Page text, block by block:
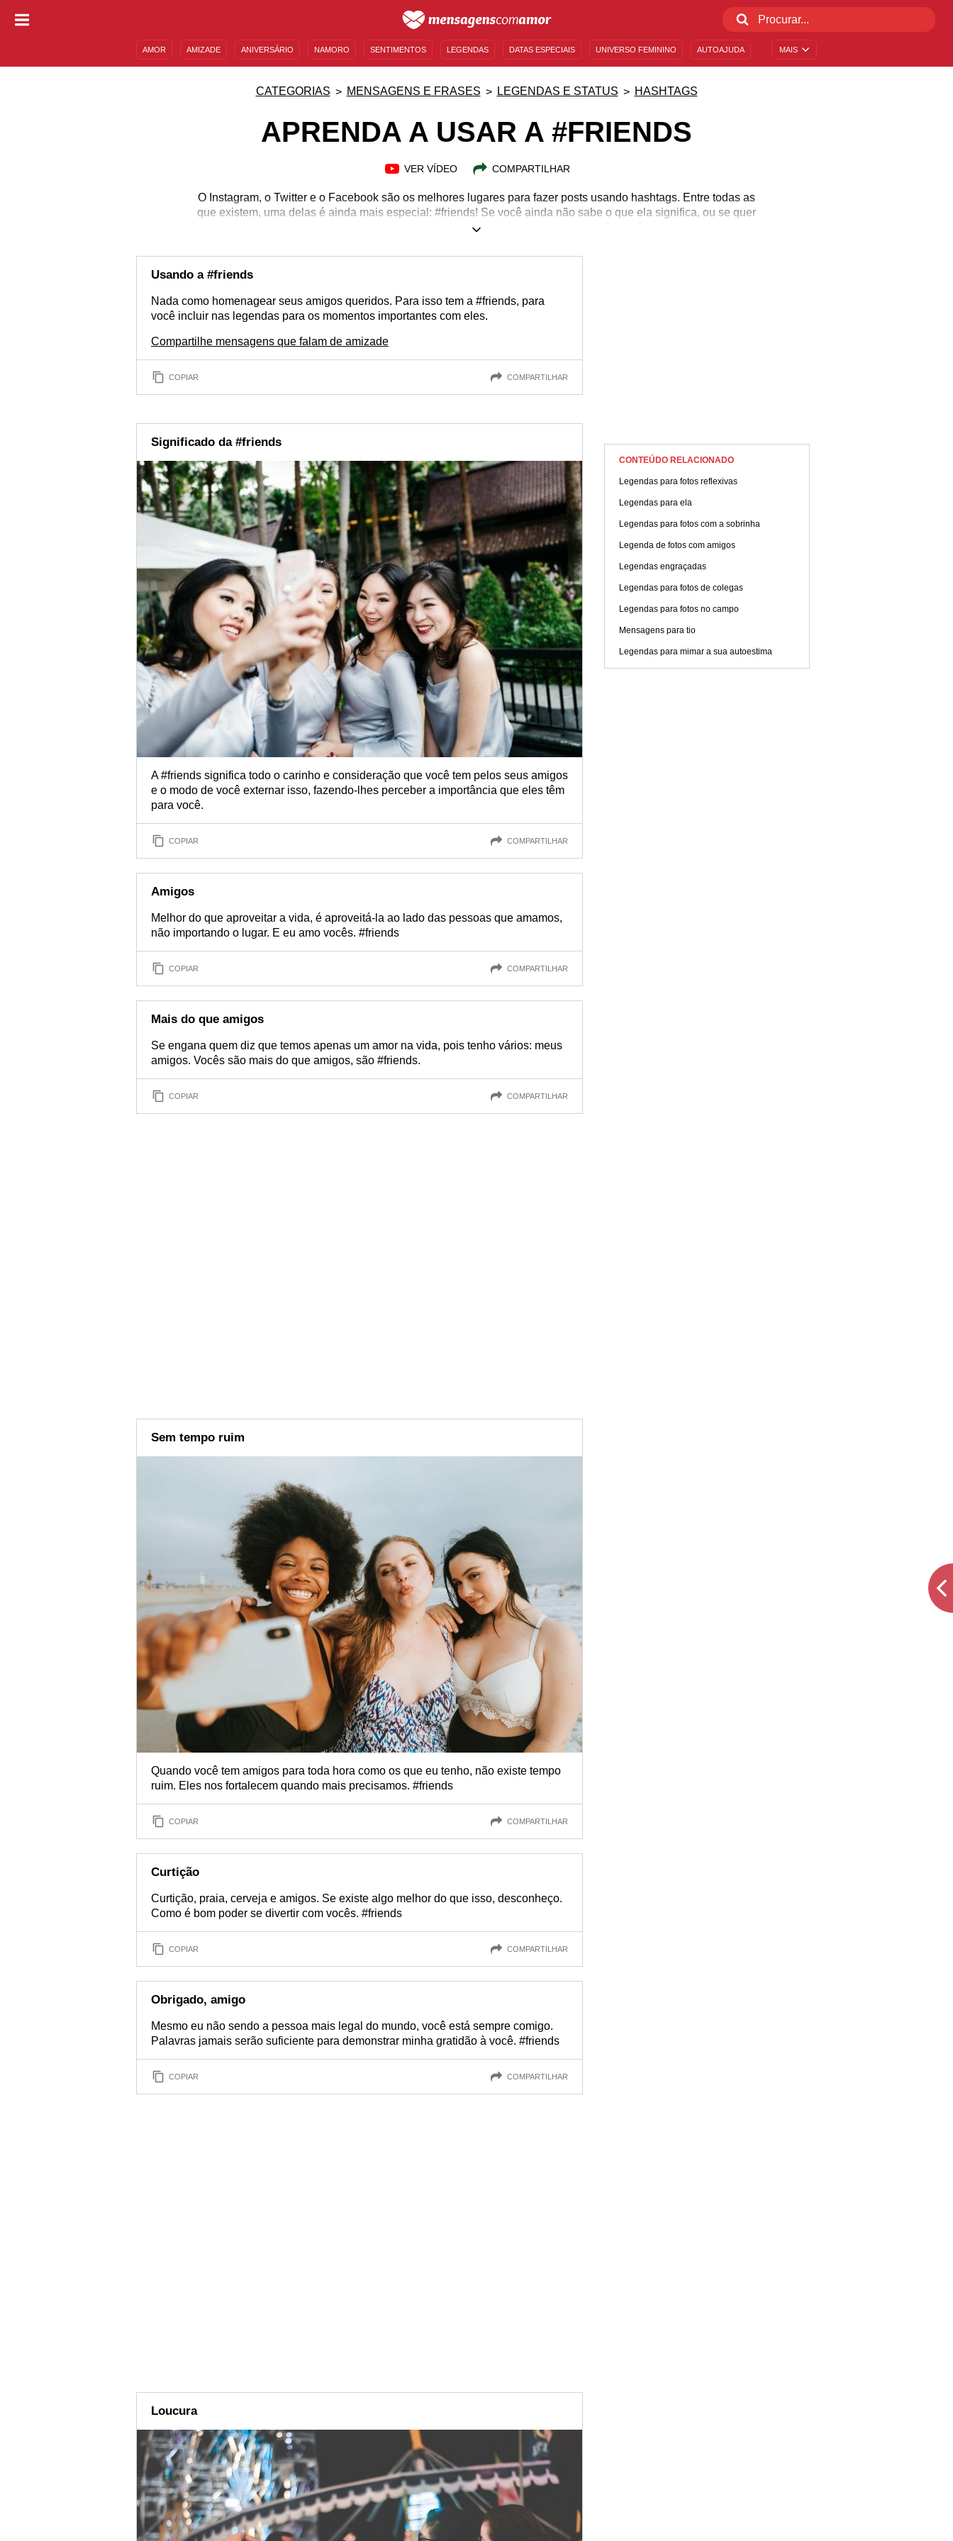
MAIS
AMOR AMIZADE ANIVERSÁRIO NAMORO SENTIMENTOS LEGENDAS DATAS ESPECIAIS UNIVERSO FEMININO AUTOAJUDA
CATEGORIAS MENSAGENS E FRASES LEGENDAS E STATUS HASHTAGS
APRENDA A USAR A #FRIENDS
VER VÍDEO COMPARTILHAR
O Instagram, o Twitter e o Facebook são os melhores lugares para fazer posts usando hashtags. Entre todas as
que existem, uma delas é ainda mais especial: #friends! Se você ainda não sabe o que ela significa, ou se quer
entender como e quando usá-la, o texto a seguir vai te ajudar nessa questão. Se você já sabe como usar
14 formas diferentes de dizer o quanto você ama seus amigos. Compartilhe o conteúdo que preparamos e
Usando a #friends
Nada como homenagear seus amigos queridos. Para isso tem a #friends, para
você incluir nas legendas para os momentos importantes com eles.
Compartilhe mensagens que falam de amizade
COPIAR COMPARTILHAR
Significado da #friends
A #friends significa todo o carinho e consideração que você tem pelos seus amigos
e o modo de você externar isso, fazendo-lhes perceber a importância que eles têm
para você.
COPIAR COMPARTILHAR
Amigos
Melhor do que aproveitar a vida, é aproveitá-la ao lado das pessoas que amamos,
não importando o lugar. E eu amo vocês. #friends
COPIAR COMPARTILHAR
Mais do que amigos
Se engana quem diz que temos apenas um amor na vida, pois tenho vários: meus
amigos. Vocês são mais do que amigos, são #friends.
COPIAR COMPARTILHAR
Sem tempo ruim
Quando você tem amigos para toda hora como os que eu tenho, não existe tempo
ruim. Eles nos fortalecem quando mais precisamos. #friends
COPIAR COMPARTILHAR
Curtição
Curtição, praia, cerveja e amigos. Se existe algo melhor do que isso, desconheço.
Como é bom poder se divertir com vocês. #friends
COPIAR COMPARTILHAR
Obrigado, amigo
Mesmo eu não sendo a pessoa mais legal do mundo, você está sempre comigo.
Palavras jamais serão suficiente para demonstrar minha gratidão à você. #friends
COPIAR COMPARTILHAR
Loucura
CONTEÚDO RELACIONADO
Legendas para fotos reflexivas
Legendas para ela
Legendas para fotos com a sobrinha
Legenda de fotos com amigos
Legendas engraçadas
Legendas para fotos de colegas
Legendas para fotos no campo
Mensagens para tio
Legendas para mimar a sua autoestima